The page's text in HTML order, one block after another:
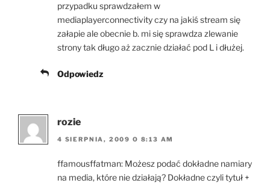
przypadku sprawdzałem w
mediaplayerconnectivity czy na jakiś stream się
załapie ale obecnie b. mi się sprawdza zlewanie
strony tak długo aż zacznie działać pod L i dłużej.
Odpowiedz
rozie
4 SIERPNIA, 2009 O 8:13 AM
ffamousffatman: Możesz podać dokładne namiary
na media, które nie działają? Dokładne czyli tytuł +